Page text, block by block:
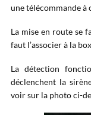
une télécommande à
La mise en route se
faut l’associer à la
La détection
déclenchent la
voir sur la photo ci-